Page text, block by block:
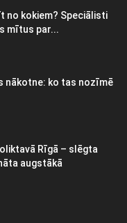
no kokiem? Speciālisti
mītus par...
nākotne: ko tas nozīmē
Rīgā – slēgta
augstākā